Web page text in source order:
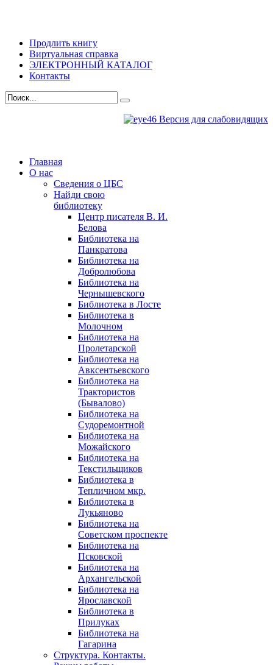
Продлить книгу
Виртуальная справка
ЭЛЕКТРОННЫЙ КАТАЛОГ
Контакты
Версия для слабовидящих
Главная
О нас
Сведения о ЦБС
Найди свою
библиотеку
Центр писателя В. И.
Белова
Библиотека на
Панкратова
Библиотека на
Добролюбова
Библиотека на
Чернышевского
Библиотека в Лосте
Библиотека в
Молочном
Библиотека на
Пролетарской
Библиотека на
Авксентьевского
Библиотека на
Трактористов
(Бывалово)
Библиотека на
Судоремонтной
Библиотека на
Можайского
Библиотека на
Текстильщиков
Библиотека в
Тепличном мкр.
Библиотека в
Лукьяново
Библиотека на
Советском проспекте
Библиотека на
Псковской
Библиотека на
Архангельской
Библиотека на
Ярославской
Библиотека в
Прилуках
Библиотека на
Гагарина
Структура. Контакты.